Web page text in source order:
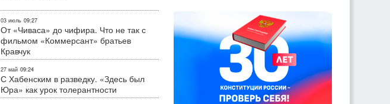
03 июль 09:27
От «Чиваса» до чифира. Что не так с
фильмом «Коммерсант» братьев
Кравчук
27 май 09:24
С Хабенским в разведку. «Здесь был
Юра» как урок толерантности